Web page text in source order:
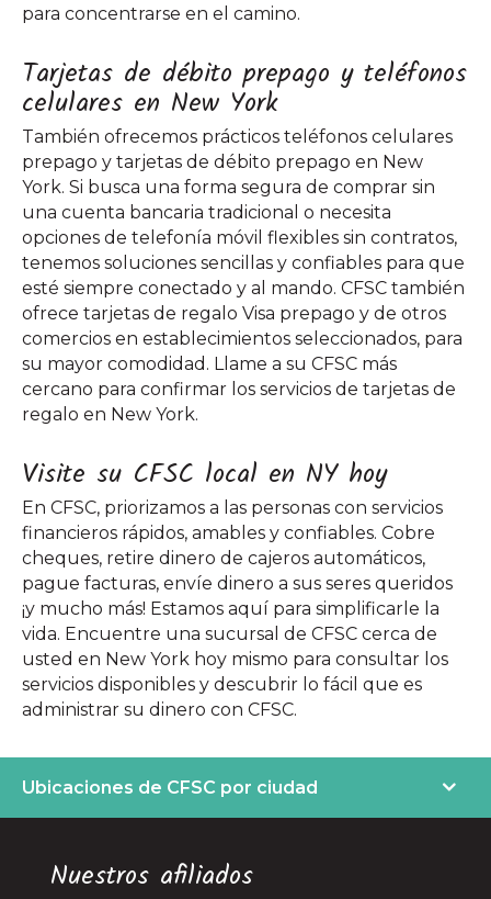
para concentrarse en el camino.
Tarjetas de débito prepago y teléfonos
celulares en New York
También ofrecemos prácticos teléfonos celulares
prepago y tarjetas de débito prepago en New
York. Si busca una forma segura de comprar sin
una cuenta bancaria tradicional o necesita
opciones de telefonía móvil flexibles sin contratos,
tenemos soluciones sencillas y confiables para que
esté siempre conectado y al mando. CFSC también
ofrece tarjetas de regalo Visa prepago y de otros
comercios en establecimientos seleccionados, para
su mayor comodidad. Llame a su CFSC más
cercano para confirmar los servicios de tarjetas de
regalo en New York.
Visite su CFSC local en NY hoy
En CFSC, priorizamos a las personas con servicios
financieros rápidos, amables y confiables. Cobre
cheques, retire dinero de cajeros automáticos,
pague facturas, envíe dinero a sus seres queridos
¡y mucho más! Estamos aquí para simplificarle la
vida. Encuentre una sucursal de CFSC cerca de
usted en New York hoy mismo para consultar los
servicios disponibles y descubrir lo fácil que es
administrar su dinero con CFSC.
Ubicaciones de CFSC por ciudad
Nuestros afiliados